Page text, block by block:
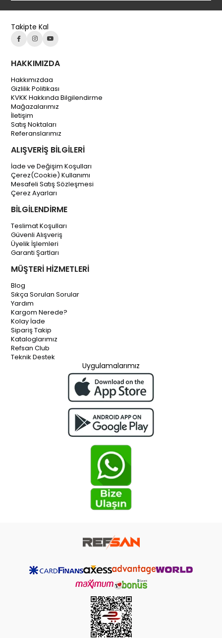
Takipte Kal
HAKKIMIZDA
Hakkımızdaa
Gizlilik Politikası
KVKK Hakkında Bilgilendirme
Mağazalarımız
İletişim
Satış Noktaları
Referanslarımız
ALIŞVERİŞ BİLGİLERİ
İade ve Değişim Koşulları
Çerez(Cookie) Kullanımı
Mesafeli Satış Sözleşmesi
Çerez Ayarları
BİLGİLENDİRME
Teslimat Koşulları
Güvenli Alışveriş
Üyelik İşlemleri
Garanti Şartları
MÜŞTERİ HİZMETLERİ
Blog
Sıkça Sorulan Sorular
Yardım
Kargom Nerede?
Kolay İade
Sipariş Takip
Kataloglarımız
Refsan Club
Teknik Destek
Uygulamalarımız